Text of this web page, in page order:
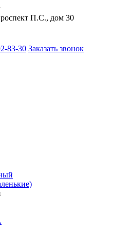
П.C., дом 30
83-30 Заказать звонок